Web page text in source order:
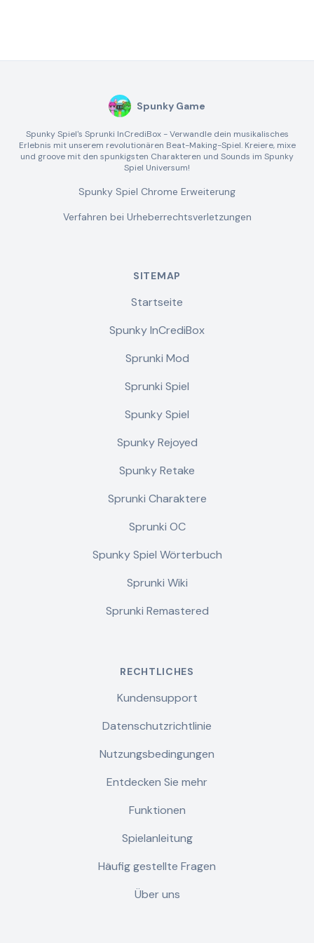
Spunky Game
Spunky Spiel's Sprunki InCrediBox - Verwandle dein musikalisches
Erlebnis mit unserem revolutionären Beat-Making-Spiel. Kreiere, mixe
und groove mit den spunkigsten Charakteren und Sounds im Spunky
Spiel Universum!
Spunky Spiel Chrome Erweiterung
Verfahren bei Urheberrechtsverletzungen
SITEMAP
Startseite
Spunky InCrediBox
Sprunki Mod
Sprunki Spiel
Spunky Spiel
Spunky Rejoyed
Spunky Retake
Sprunki Charaktere
Sprunki OC
Spunky Spiel Wörterbuch
Sprunki Wiki
Sprunki Remastered
RECHTLICHES
Kundensupport
Datenschutzrichtlinie
Nutzungsbedingungen
Entdecken Sie mehr
Funktionen
Spielanleitung
Häufig gestellte Fragen
Über uns